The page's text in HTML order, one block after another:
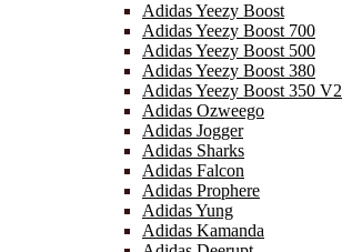
Adidas Yeezy Boost
Adidas Yeezy Boost 700
Adidas Yeezy Boost 500
Adidas Yeezy Boost 380
Adidas Yeezy Boost 350 V2
Adidas Ozweego
Adidas Jogger
Adidas Sharks
Adidas Falcon
Adidas Prophere
Adidas Yung
Adidas Kamanda